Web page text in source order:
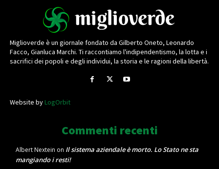
Miglioverde è un giornale fondato da Gilberto Oneto, Leonardo
Facco, Gianluca Marchi. Ti raccontiamo l'indipendentismo, la lotta e i
sacrifici dei popoli e degli individui, la storia e le ragioni della libertà.
Website byLogOrbit
Commenti recenti
Albert Nextein on Il sistema aziendale è morto. Lo Stato ne sta
mangiando i resti!